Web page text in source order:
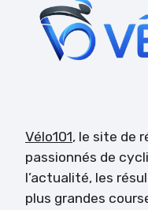
Vélo101, le site de
passionnés de
l’actualité, les
plus grandes